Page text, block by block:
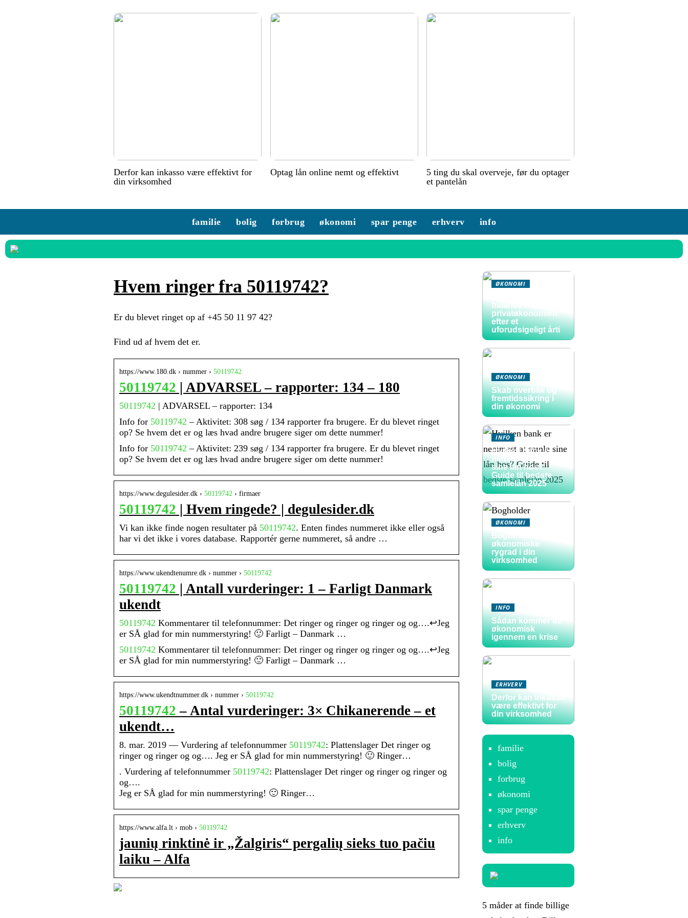
Derfor kan inkasso være effektivt for
din virksomhed
Optag lån online nemt og effektivt
5 ting du skal overveje, før du optager
et pantelån
familie bolig forbrug økonomi spar penge erhverv info
Hvem ringer fra 50119742?
Er du blevet ringet op af +45 50 11 97 42?
Find ud af hvem det er.
https://www.180.dk › nummer › 50119742
50119742 | ADVARSEL – rapporter: 134 – 180
50119742 | ADVARSEL – rapporter: 134
Info for 50119742 – Aktivitet: 308 søg / 134 rapporter fra brugere. Er du blevet ringet
op? Se hvem det er og læs hvad andre brugere siger om dette nummer!
Info for 50119742 – Aktivitet: 239 søg / 134 rapporter fra brugere. Er du blevet ringet
op? Se hvem det er og læs hvad andre brugere siger om dette nummer!
https://www.degulesider.dk › 50119742 › firmaer
50119742 | Hvem ringede? | degulesider.dk
Vi kan ikke finde nogen resultater på 50119742. Enten findes nummeret ikke eller også
har vi det ikke i vores database. Rapportér gerne nummeret, så andre …
https://www.ukendtenumre.dk › nummer › 50119742
50119742 | Antall vurderinger: 1 – Farligt Danmark
ukendt
50119742 Kommentarer til telefonnummer: Det ringer og ringer og ringer og og….↩Jeg
er SÅ glad for min nummerstyring! 🙂 Farligt – Danmark …
50119742 Kommentarer til telefonnummer: Det ringer og ringer og ringer og og….↩Jeg
er SÅ glad for min nummerstyring! 🙂 Farligt – Danmark …
https://www.ukendtnummer.dk › nummer › 50119742
50119742 – Antal vurderinger: 3× Chikanerende – et
ukendt…
8. mar. 2019 — Vurdering af telefonnummer 50119742: Plattenslager Det ringer og
ringer og ringer og og…. Jeg er SÅ glad for min nummerstyring! 🙂 Ringer…
. Vurdering af telefonnummer 50119742: Plattenslager Det ringer og ringer og ringer og
og….
Jeg er SÅ glad for min nummerstyring! 🙂 Ringer…
https://www.alfa.lt › mob › 50119742
jaunių rinktinė ir „Žalgiris“ pergalių sieks tuo pačiu
laiku – Alfa
ØKONOMI
balance i
privatøkonomien
efter et
uforudsigeligt årti
ØKONOMI
Skab overblik og
fremtidssikring i
din økonomi
INFO
Hvilken bank er
nemmest at samle
sine lån hos?
Guide til bedste
samlelån 2025
ØKONOMI
Bogholder: den
økonomiske
rygrad i din
virksomhed
INFO
Sådan kommer du
økonomisk
igennem en krise
ERHVERV
Derfor kan inkasso
være effektivt for
din virksomhed
familie
bolig
forbrug
økonomi
spar penge
erhverv
info
5 måder at finde billige